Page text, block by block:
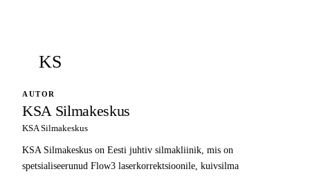
KS
AUTOR
KSA Silmakeskus
KSA Silmakeskus
KSA Silmakeskus on Eesti juhtiv silmakliinik, mis on
spetsialiseerunud Flow3 laserkorrektsioonile, kuivsilma